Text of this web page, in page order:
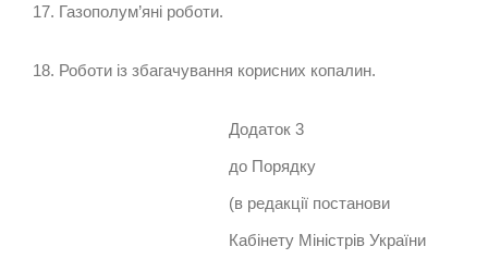
17. Газополум’яні роботи.
18. Роботи із збагачування корисних копалин.
Додаток 3
до Порядку
(в редакції постанови
Кабінету Міністрів України